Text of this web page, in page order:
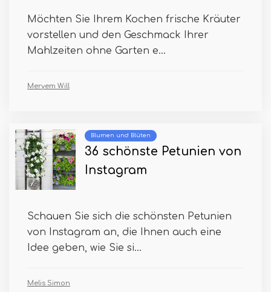
Möchten Sie Ihrem Kochen frische Kräuter
vorstellen und den Geschmack Ihrer
Mahlzeiten ohne Garten e...
Meryem Will
Blumen und Blüten
36 schönste Petunien von
Instagram
Schauen Sie sich die schönsten Petunien
von Instagram an, die Ihnen auch eine
Idee geben, wie Sie si...
Melis Simon